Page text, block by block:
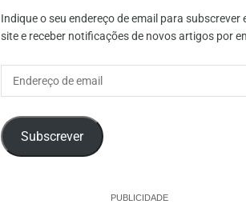
Indique o seu endereço de email para subscrever
site e receber notificações de novos artigos por
Subscrever
PUBLICIDADE